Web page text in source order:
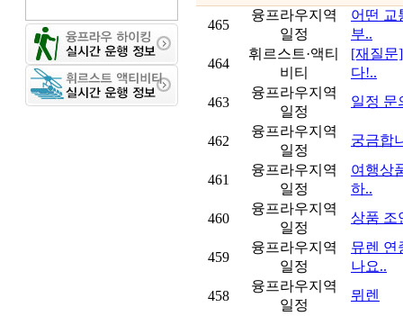
465
융프라우지역
일정
어떤 교
부..
464
휘르스트·액티
비티
[재질문
다!..
463
융프라우지역
일정
일정 문
462
융프라우지역
일정
궁금합
461
융프라우지역
일정
여행상
하..
460
융프라우지역
일정
상품 조
459
융프라우지역
일정
뮤렌 연
나요..
458
융프라우지역
일정
뮈렌